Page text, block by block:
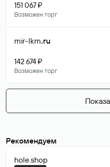
151 067 ₽
Возможен торг
mir-lkm.ru
142 674 ₽
Возможен торг
Рекомендуем
hole.shop